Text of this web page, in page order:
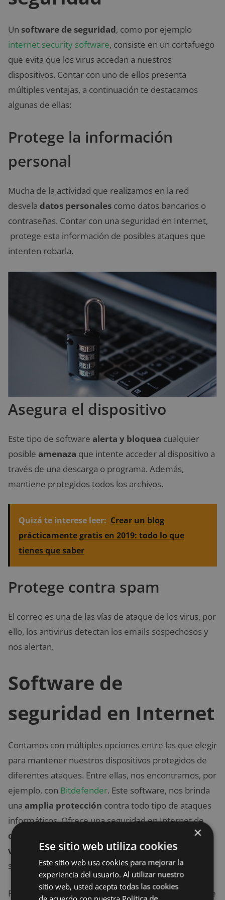
Un software de seguridad, como por ejemplo
internet security software, consiste en un cortafuego
que evita que los virus accedan a nuestros
dispositivos. Contar con uno de ellos presenta
múltiples ventajas, a continuación te destacamos
algunas de ellas:
Protege la información
personal
Mucha de la actividad que realizamos en la red
desvela datos personales como datos bancarios o
contraseñas. Contar con una seguridad en Internet,
protege esta información de posibles ataques que
intenten robarla.
Asegura el dispositivo
Este tipo de software alerta y bloquea cualquier
posible amenaza que intente acceder al dispositivo a
través de una descarga o programa. Además,
mantiene protegidos todos los archivos.
Quizá te interese leer: Crear un blog
prácticamente gratis en 2019: todo lo que
tienes que saber
Protege contra spam
El correo es una de las vías de ataque de los virus, por
ello, los antivirus detectan los emails sospechosos y
nos alertan.
Software de
seguridad en Internet
Contamos con múltiples opciones entre las que elegir
para mantener nuestros dispositivos protegidos de
diferentes ataques. Entre ellas, nos encontramos, por
ejemplo, con Bitdefender. Este software, nos brinda
una amplia protección contra todo tipo de ataques
informáticos. Ofrece una seguridad en Internet de
calidad
varios dispositivossimultáneos en los que instalar
su función protectora.
Por otro lado, presenta modelos específicos para que
×
Ese sitio web utiliza cookies
Este sitio web usa cookies para mejorar la
experiencia del usuario. Al utilizar nuestro
sitio web, usted acepta todas las cookies